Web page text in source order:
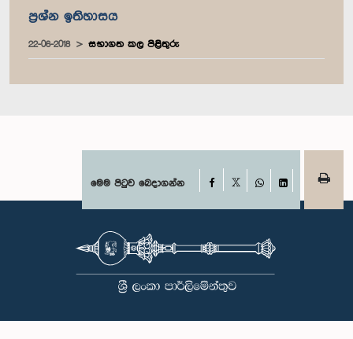
ප්‍රශ්න ඉතිහාසය
22-06-2018 සභාගත කල පිළිතුරු
මෙම පිටුව බෙදාගන්න Facebook
WhatsAppLinkedIn